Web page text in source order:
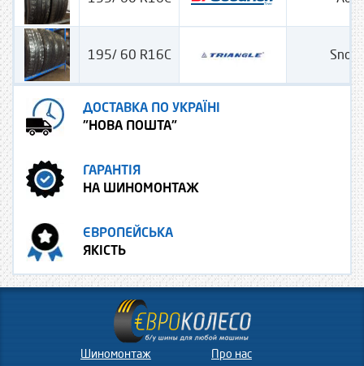
195/ 60 R16C
ДОСТАВКА ПО УКРАЇНІ
"НОВА ПОШТА"
ГАРАНТІЯ
НА ШИНОМОНТАЖ
ЄВРОПЕЙСЬКА
ЯКІСТЬ
Шиномонтаж Про нас